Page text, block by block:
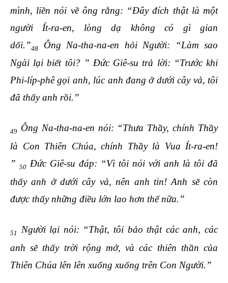
mình, liền nói về ông rằng: “Đây đích thật là một
người Ít-ra-en, lòng dạ không có gì gian
dối.”48
Ông Na-tha-na-en hỏi Người: “Làm sao
Ngài lại biết tôi? ” Đức Giê-su trả lời: “Trước khi
Phi-líp-phê gọi anh, lúc anh đang ở dưới cây vả, tôi
đã thấy anh rồi.”
49 Ông Na-tha-na-en nói: “Thưa Thầy, chính Thầy
là Con Thiên Chúa, chính Thầy là Vua Ít-ra-en!
” 50 Đức Giê-su đáp: “Vì tôi nói với anh là tôi đã
thấy anh ở dưới cây vả, nên anh tin! Anh sẽ còn
được thấy những điều lớn lao hơn thế nữa.”
51
Người lại nói: “Thật, tôi bảo thật các anh, các
anh sẽ thấy trời rộng mở, và các thiên thần của
Thiên Chúa lên lên xuống xuống trên Con Người.”